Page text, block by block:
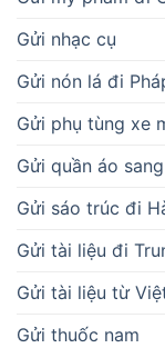
Gửi nhạc cụ
Gửi nón lá đi
Gửi phụ tùng xe
Gửi quần áo
Gửi sáo trúc đi
Gửi tài liệu đi
Gửi tài liệu từ
Gửi thuốc nam